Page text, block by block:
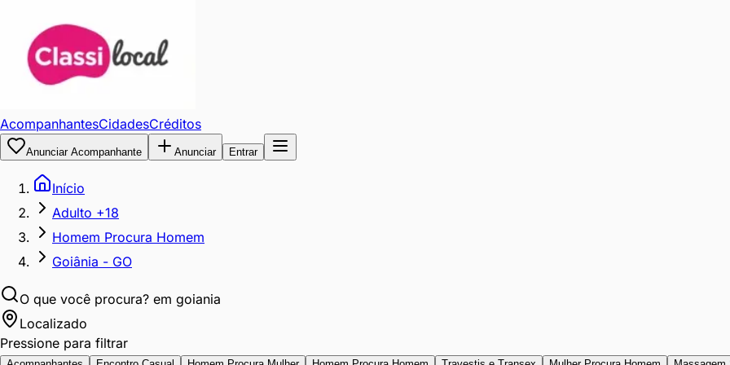
AcompanhantesCidadesCréditos
Anunciar Acompanhante Anunciar Entrar
Início
Adulto +18
Homem Procura Homem
Goiânia - GO
O que você procura? em goiania
Localizado
Pressione para filtrar